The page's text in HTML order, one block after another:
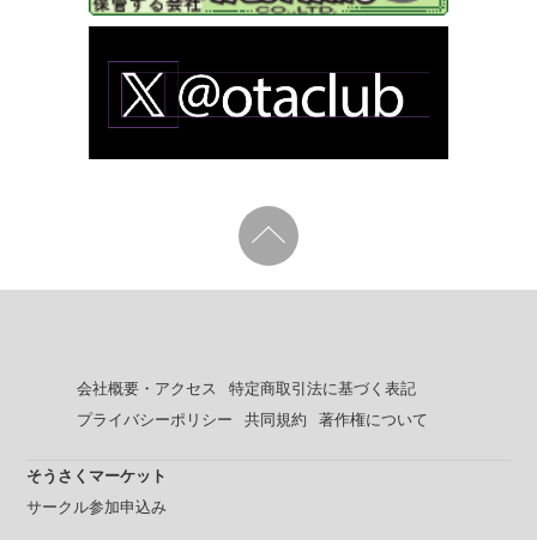
会社概要・アクセス
特定商取引法に基づく表記
プライバシーポリシー
共同規約 著作権について
そうさくマーケット
サークル参加申込み